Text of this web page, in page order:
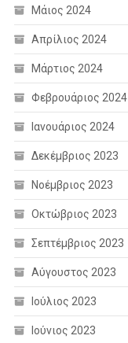
Μάιος 2024
Απρίλιος 2024
Μάρτιος 2024
Φεβρουάριος 2024
Ιανουάριος 2024
Δεκέμβριος 2023
Νοέμβριος 2023
Οκτώβριος 2023
Σεπτέμβριος 2023
Αύγουστος 2023
Ιούλιος 2023
Ιούνιος 2023